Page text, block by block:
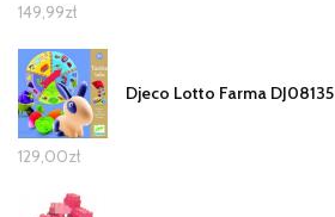
149,99zł
Djeco Lotto Farma DJ08135
129,00zł